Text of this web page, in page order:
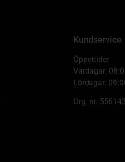
Kundservice
Öppettider
Vardagar:
Lördagar:
Org. nr.